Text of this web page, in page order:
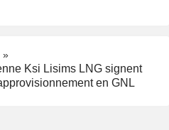
Ksi Lisims LNG signent
en GNL